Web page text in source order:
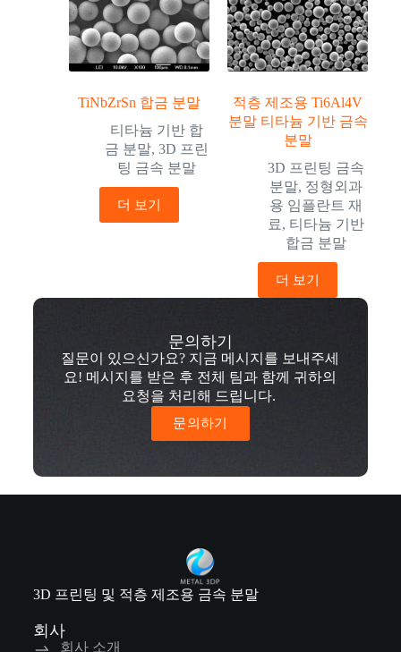
TiNbZrSn 합금 분말
티타늄 기반 합
금 분말,3D 프린
팅 금속 분말
더 보기
적층 제조용 Ti6Al4V
분말 티타늄 기반 금속
분말
3D 프린팅 금속
분말, 정형외과
용 임플란트 재
료, 티타늄 기반
합금 분말
더 보기
문의하기
질문이 있으신가요? 지금 메시지를 보내주세
요! 메시지를 받은 후 전체 팀과 함께 귀하의
요청을 처리해 드립니다.
문의하기
3D 프린팅 및 적층 제조용 금속 분말
회사
회사 소개